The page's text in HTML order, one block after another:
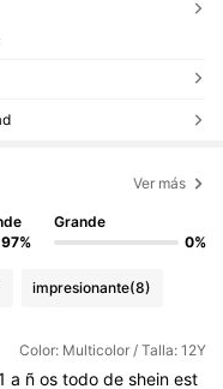
Ver más
97%
Grande
0%
impresionante(8)
Color: Multicolor / Talla: 12Y
a ñ os todo de shein est